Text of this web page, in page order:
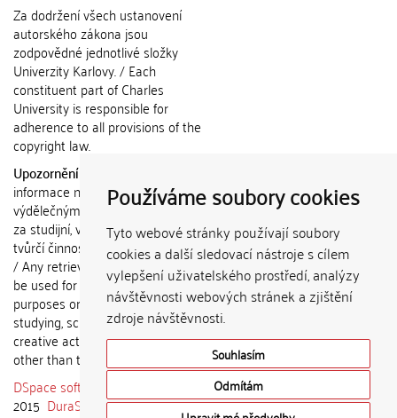
Používáme soubory cookies
Tyto webové stránky používají soubory
cookies a další sledovací nástroje s cílem
vylepšení uživatelského prostředí, analýzy
návštěvnosti webových stránek a zjištění
zdroje návštěvnosti.
Souhlasím
Odmítám
Za dodržení všech ustanovení
autorského zákona jsou
zodpovědné jednotlivé složky
Univerzity Karlovy. / Each
constituent part of Charles
University is responsible for
adherence to all provisions of the
copyright law.
Upozornění / Notice:
informace nemohou být použity k
výdělečným účelům nebo vydávány
za studijní, vědeckou nebo jinou
tvůrčí činnost jiné osoby než autora.
/ Any retrieved information shall not
be used for any commercial
purposes or claimed as results of
studying, scientific or any other
creative activities of any person
other than the author.
DSpace software
copyright © 2002-
2015 DuraSpace